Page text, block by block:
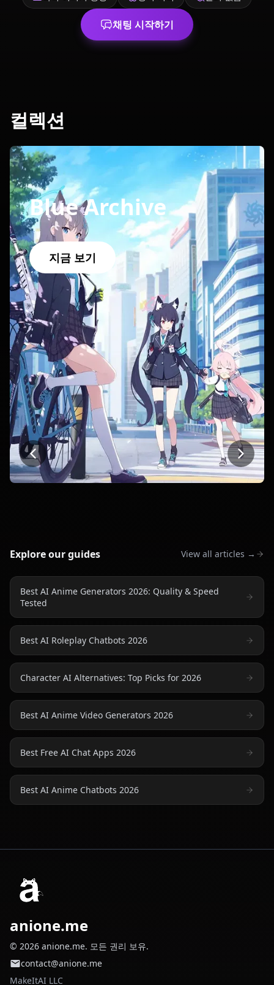
채팅 시작하기
컬렉션
Blue Archive
지금 보기
Blue Archive Naruto
Explore our guides View all articles →
Best AI Anime Generators 2026: Quality & Speed
Tested
Best AI Roleplay Chatbots 2026
Character AI Alternatives: Top Picks for 2026
Best AI Anime Video Generators 2026
Best Free AI Chat Apps 2026
Best AI Anime Chatbots 2026
anione.me
© 2026 anione.me. 모든 권리 보유.
contact@anione.me
MakeItAI LLC